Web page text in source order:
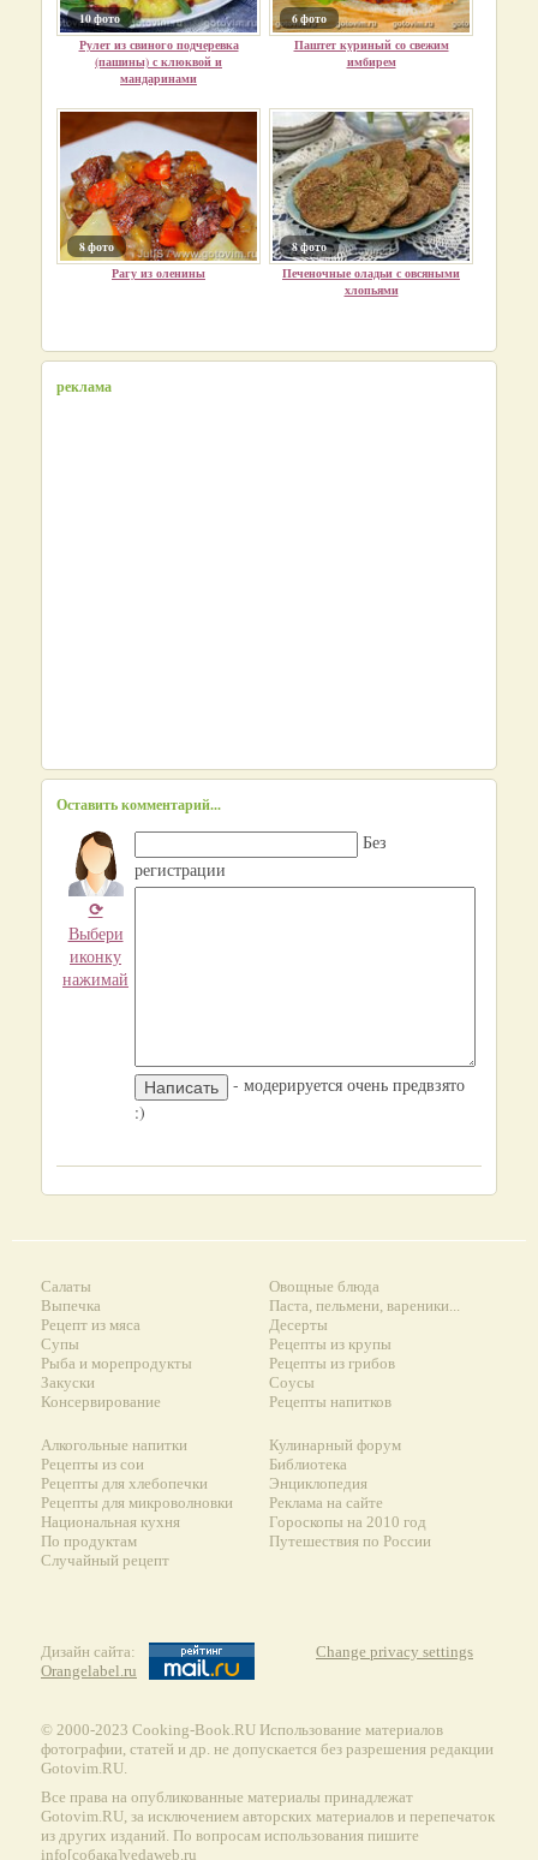
10 фото
Рулет из свиного подчеревка
(пашины) с клюквой и
мандаринами
6 фото
Паштет куриный со свежим
имбирем
8 фото
Рагу из оленины
8 фото
Печеночные оладьи с овсяными
хлопьями
реклама
Оставить комментарий...
⟳
Выбери
иконку
нажимай
Без
регистрации
- модерируется очень предвзято
:)
Салаты
Выпечка
Рецепт из мяса
Супы
Рыба и морепродукты
Закуски
Консервирование
Овощные блюда
Паста, пельмени, вареники...
Десерты
Рецепты из крупы
Рецепты из грибов
Соусы
Рецепты напитков
Алкогольные напитки
Рецепты из сои
Рецепты для хлебопечки
Рецепты для микроволновки
Национальная кухня
По продуктам
Случайный рецепт
Кулинарный форум
Библиотека
Энциклопедия
Реклама на сайте
Гороскопы на 2010 год
Путешествия по России
Дизайн сайта:
Orangelabel.ru
Change privacy settings
© 2000-2023 Сooking-Book.RU Использование материалов
фотографии, статей и др. не допускается без разрешения редакции
Gotovim.RU.
Все права на опубликованные материалы принадлежат
Gotovim.RU, за исключением авторских материалов и перепечаток
из других изданий. По вопросам использования пишите
info[собака]vedaweb.ru